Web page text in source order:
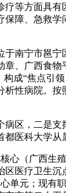
等方面具
障、急救
宁市邕宁
、广西食
成“焦点
性病院。
，二是支
医科大学
（广西生
医疗卫生
元；现有